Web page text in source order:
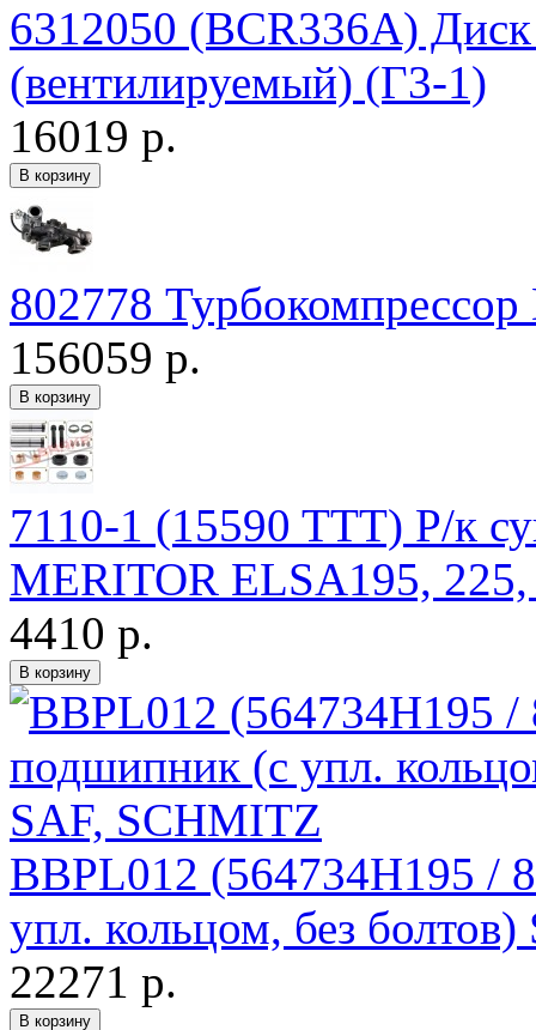
6312050 (BCR336A)
(вентилируемый) (Г3-1)
16019 р.
802778
156059 р.
7110-1 (15590 TTT) Р/к
MERITOR ELSA195,
4410 р.
BBPL012 (564734H195 /
упл. кольцом, без
22271 р.